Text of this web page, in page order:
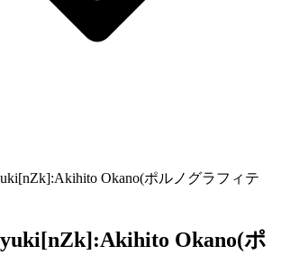
Okano(ポルノグラフィテ
Okano(ポ